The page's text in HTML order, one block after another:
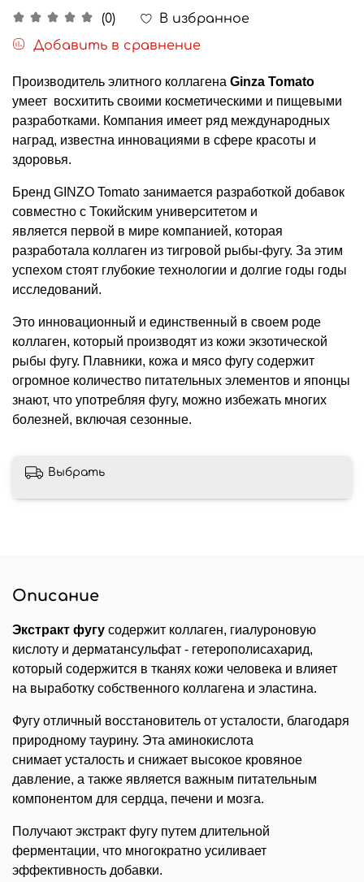
(0)
В избранное
Добавить в сравнение
Производитель элитного коллагена Ginza Tomato
умеет восхитить своими косметическими и пищевыми
разработками. Компания имеет ряд международных
наград, известна инновациями в сфере красоты и
здоровья.
Бренд GINZO Tomato занимается разработкой добавок
совместно с Токийским университетом и
является первой в мире компанией, которая
разработала коллаген из тигровой рыбы-фугу. За этим
успехом стоят глубокие технологии и долгие годы годы
исследований.
Это инновационный и единственный в своем роде
коллаген, который производят из кожи экзотической
рыбы фугу. Плавники, кожа и мясо фугу содержит
огромное количество питательных элементов и японцы
знают, что употребляя фугу, можно избежать многих
болезней, включая сезонные.
Выбрать
Описание
Экстракт фугу содержит коллаген, гиалуроновую
кислоту и дерматансульфат - гетерополисахарид,
который содержится в тканях кожи человека и влияет
на выработку собственного коллагена и эластина.
Фугу отличный восстановитель от усталости, благодаря
природному таурину. Эта аминокислота
снимает усталость и снижает высокое кровяное
давление, а также является важным питательным
компонентом для сердца, печени и мозга.
Получают экстракт фугу путем длительной
ферментации, что многократно усиливает
эффективность добавки.